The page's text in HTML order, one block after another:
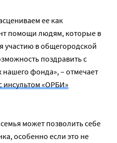
ее как
помощи людям, которые в
участию в общегородской
поздравить с
фонда», – отмечает
«ОРБИ»
может позволить себе
особенно если это не